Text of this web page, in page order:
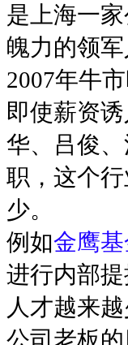
是上海一
魄力的领
2007年牛
即使薪资
华、吕俊
职，这个
少。
例如金鹰
进行内部
人才越来
公司老板